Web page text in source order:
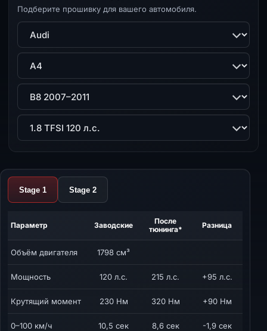
Подберите прошивку для вашего автомобиля.
Марка
Модель
Поколение
Двигатель
Stage 1 Stage 2
Параметр Заводские
После
тюнинга*
Разница
Объём двигателя 1798 см³
Мощность 120 л.с. 215 л.с. +95 л.с.
Крутящий момент 230 Нм 320 Нм +90 Нм
0–100 км/ч 10,5 сек 8,6 сек -1,9 сек